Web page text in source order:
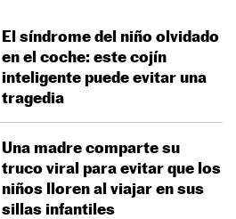
El síndrome del niño olvidado
en el coche: este cojín
inteligente puede evitar una
tragedia
Una madre comparte su
truco viral para evitar que los
niños lloren al viajar en sus
sillas infantiles